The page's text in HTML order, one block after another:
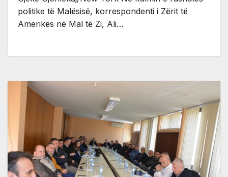
politike të Malësisë, korrespondenti i Zërit të
Amerikës në Mal të Zi, Ali…